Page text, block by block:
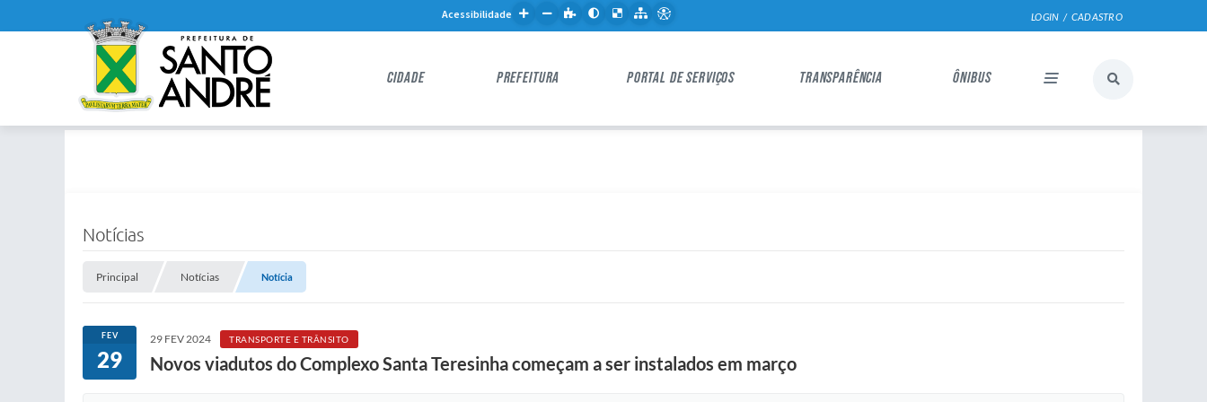
LOGIN / CADASTRO
Acessibilidade
CIDADE PREFEITURA PORTAL DE SERVIÇOS TRANSPARÊNCIA ÔNIBUS
Notícias
Principal Notícias Notícia
FEV
29
29 FEV 2024 TRANSPORTE E TRÂNSITO
Novos viadutos do Complexo Santa Teresinha começam a ser instalados em março